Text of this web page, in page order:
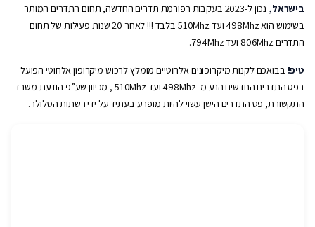
בישראל,
נכון ל-2023 בעקבות רפורמת תדרים החדשה, תחום התדרים המותר
בשימוש הוא 498Mhz ועד 510Mhz בלבד !!! לאחר 20 שנות פעילות של תחום
התדרים 806Mhz ועד 794Mhz.
טיפ! בבואכם לקנות מיקרופונים אלחוטיים מומלץ לרכוש מיקרופון אלחוטי הפועל
בפס התדרים החדשים הנע מ- 498Mhz ועד 510Mhz , מכיוון שע”פ הודעת משרד
התקשורת, פס התדרים הישן עשוי להיות מופרע בעתיד על ידי רשתות הסלולר.